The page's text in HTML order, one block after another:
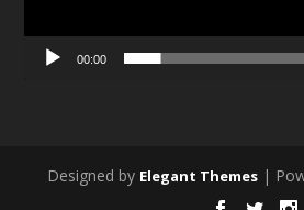
00:00
Designed by Elegant Themes |